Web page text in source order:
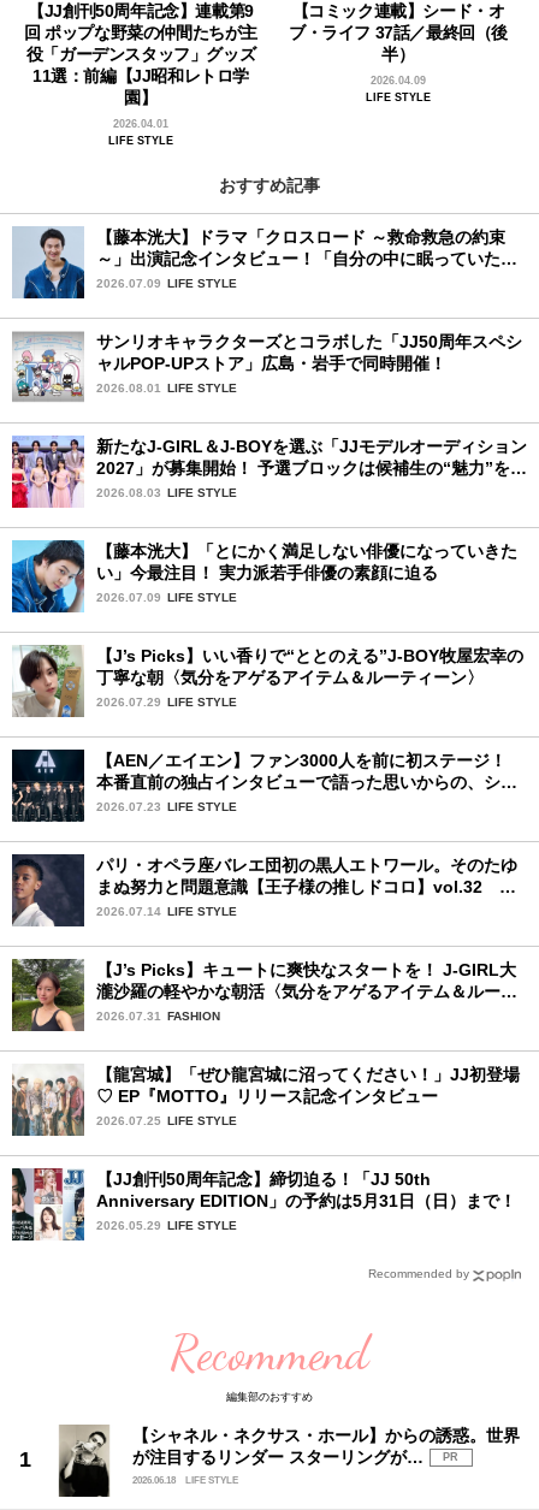
【JJ創刊50周年記念】連載第9
回 ポップな野菜の仲間たちが主
役「ガーデンスタッフ」グッズ
11選：前編【JJ昭和レトロ学
園】
2026.04.01
LIFE STYLE
【コミック連載】シード・オ
ブ・ライフ 37話／最終回（後
半）
2026.04.09
LIFE STYLE
おすすめ記事
【藤本洸大】ドラマ「クロスロード ～救命救急の約束
～」出演記念インタビュー！「自分の中に眠っていた熱
を思い出させてもらった作品です」
2026.07.09 LIFE STYLE
サンリオキャラクターズとコラボした「JJ50周年スペシ
ャルPOP-UPストア」広島・岩手で同時開催！
2026.08.01 LIFE STYLE
新たなJ-GIRL＆J-BOYを選ぶ「JJモデルオーディション
2027」が募集開始！ 予選ブロックは候補生の“魅力”を重
視した「新システム」に変わります
2026.08.03 LIFE STYLE
【藤本洸大】「とにかく満足しない俳優になっていきた
い」今最注目！ 実力派若手俳優の素顔に迫る
2026.07.09 LIFE STYLE
【J’s Picks】いい香りで“ととのえる”J-BOY牧屋宏幸の
丁寧な朝〈気分をアゲるアイテム＆ルーティーン〉
2026.07.29 LIFE STYLE
【AEN／エイエン】ファン3000人を前に初ステージ！
本番直前の独占インタビューで語った思いからの、ショ
ーケース完全レポート！
2026.07.23 LIFE STYLE
パリ・オペラ座バレエ団初の黒人エトワール。そのたゆ
まぬ努力と問題意識【王子様の推しドコロ】vol.32 ギ
ヨーム・ディオップさん
2026.07.14 LIFE STYLE
【J’s Picks】キュートに爽快なスタートを！ J-GIRL大
瀧沙羅の軽やかな朝活〈気分をアゲるアイテム＆ルーテ
ィーン〉
2026.07.31 FASHION
【龍宮城】「ぜひ龍宮城に沼ってください！」JJ初登場
♡ EP『MOTTO』リリース記念インタビュー
2026.07.25 LIFE STYLE
【JJ創刊50周年記念】締切迫る！「JJ 50th
Anniversary EDITION」の予約は5月31日（日）まで！
2026.05.29 LIFE STYLE
Recommended by
Recommend
編集部のおすすめ
【シャネル・ネクサス・ホール】からの誘惑。世界
が注目するリンダー スターリングが…
PR
2026.06.18
LIFE STYLE